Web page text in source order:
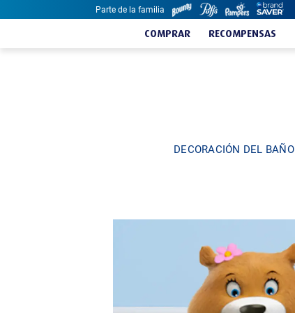
Parte de la familia
COMPRAR RECOMPENSAS
DECORACIÓN DEL BAÑO